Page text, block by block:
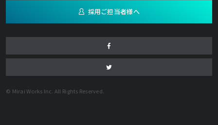
採用ご担当者様へ
© Mirai Works Inc. All Rights Reserved.